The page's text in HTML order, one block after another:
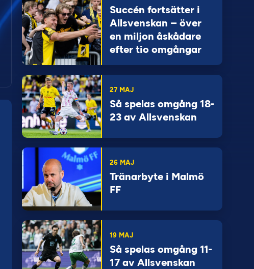
Succén fortsätter i
Allsvenskan – över
en miljon åskådare
efter tio omgångar
27 MAJ
Så spelas omgång 18-
23 av Allsvenskan
26 MAJ
Tränarbyte i Malmö
FF
19 MAJ
Så spelas omgång 11-
17 av Allsvenskan